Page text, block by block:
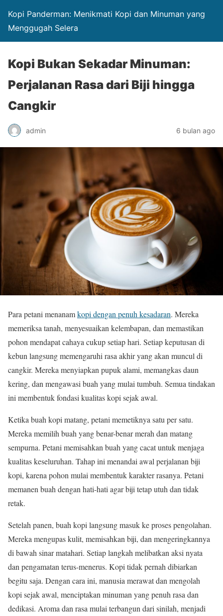
Kopi Panderman: Menikmati Kopi dan Minuman yang
Menggugah Selera
Kopi Bukan Sekadar Minuman:
Perjalanan Rasa dari Biji hingga
Cangkir
admin 6 bulan ago
Para petani menanamkopi dengan penuh kesadaran. Mereka
memeriksa tanah, menyesuaikan kelembapan, dan memastikan
pohon mendapat cahaya cukup setiap hari. Setiap keputusan di
kebun langsung memengaruhi rasa akhir yang akan muncul di
cangkir. Mereka menyiapkan pupuk alami, memangkas daun
kering, dan mengawasi buah yang mulai tumbuh. Semua tindakan
ini membentuk fondasi kualitas kopi sejak awal.
Ketika buah kopi matang, petani memetiknya satu per satu.
Mereka memilih buah yang benar-benar merah dan matang
sempurna. Petani memisahkan buah yang cacat untuk menjaga
kualitas keseluruhan. Tahap ini menandai awal perjalanan biji
kopi, karena pohon mulai membentuk karakter rasanya. Petani
memanen buah dengan hati-hati agar biji tetap utuh dan tidak
retak.
Setelah panen, buah kopi langsung masuk ke proses pengolahan.
Mereka mengupas kulit, memisahkan biji, dan mengeringkannya
di bawah sinar matahari. Setiap langkah melibatkan aksi nyata
dan pengamatan terus-menerus. Kopi tidak pernah dibiarkan
begitu saja. Dengan cara ini, manusia merawat dan mengolah
kopi sejak awal, menciptakan minuman yang penuh rasa dan
dedikasi. Aroma dan rasa mulai terbangun dari sinilah, menjadi